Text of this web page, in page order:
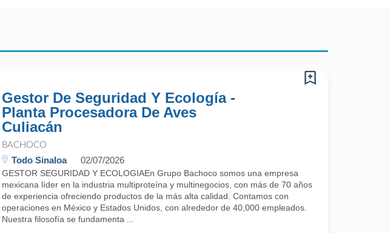
Gestor De Seguridad Y Ecología -
Planta Procesadora De Aves
Culiacán
BACHOCO
Todo Sinaloa 02/07/2026
GESTOR SEGURIDAD Y ECOLOGIAEn Grupo Bachoco somos una empresa
mexicana líder en la industria multiproteína y multinegocios, con más de 70 años
de experiencia ofreciendo productos de la más alta calidad. Contamos con
operaciones en México y Estados Unidos, con alrededor de 40,000 empleados.
Nuestra filosofía se fundamenta ...